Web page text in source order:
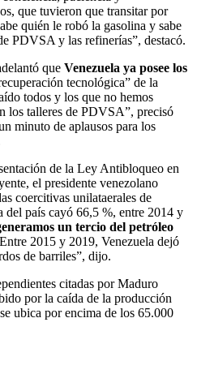
que tuvieron que transitar por
quién le robó la gasolina y sabe
PDVSA y las refinerías”, destacó.
que Venezuela ya posee los
tecnológica” de la
todos y los que no hemos
los talleres de PDVSA”, precisó
minuto de aplausos para los
de la Ley Antibloqueo en
el presidente venezolano
coercitivas unilataerales de
país cayó 66,5 %, entre 2014 y
un tercio del petróleo
2015 y 2019, Venezuela dejó
de barriles”, dijo.
citadas por Maduro
por la caída de la producción
ubica por encima de los 65.000